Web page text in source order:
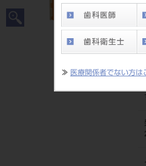
≫ 医療関係者でない方は